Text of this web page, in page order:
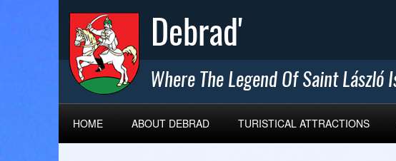
HOME ABOUT DEBRAD TURISTICAL ATTRACTIONS